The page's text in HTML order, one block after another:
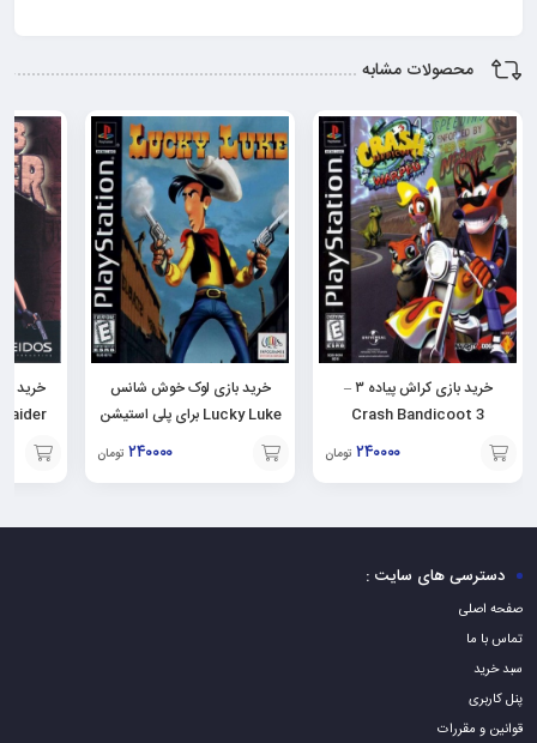
محصولات مشابه
خرید بازی کراش پیاده ۳ –
Crash Bandicoot 3
۲۴۰۰۰۰ تومان
افزودن
به
خرید بازی لوک خوش شانس
Lucky Luke برای پلی استیشن
۲۴۰۰۰۰ تومان
افزودن
به
افزودن
به
دسترسی های سایت :
صفحه اصلی
تماس با ما
سبد خرید
پنل کاربری
قوانین و مقررات